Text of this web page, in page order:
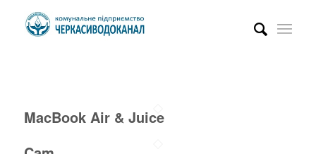
MacBook Air & Juice